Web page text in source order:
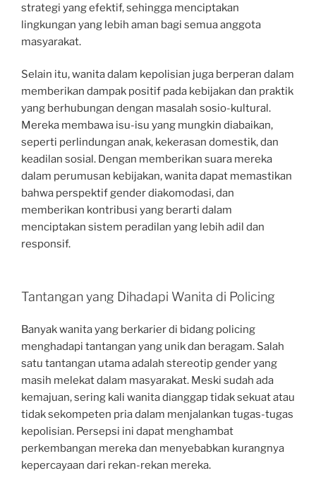
strategi yang efektif, sehingga menciptakan
lingkungan yang lebih aman bagi semua anggota
masyarakat.
Selain itu, wanita dalam kepolisian juga berperan dalam
memberikan dampak positif pada kebijakan dan praktik
yang berhubungan dengan masalah sosio-kultural.
Mereka membawa isu-isu yang mungkin diabaikan,
seperti perlindungan anak, kekerasan domestik, dan
keadilan sosial. Dengan memberikan suara mereka
dalam perumusan kebijakan, wanita dapat memastikan
bahwa perspektif gender diakomodasi, dan
memberikan kontribusi yang berarti dalam
menciptakan sistem peradilan yang lebih adil dan
responsif.
Tantangan yang Dihadapi Wanita di Policing
Banyak wanita yang berkarier di bidang policing
menghadapi tantangan yang unik dan beragam. Salah
satu tantangan utama adalah stereotip gender yang
masih melekat dalam masyarakat. Meski sudah ada
kemajuan, sering kali wanita dianggap tidak sekuat atau
tidak sekompeten pria dalam menjalankan tugas-tugas
kepolisian. Persepsi ini dapat menghambat
perkembangan mereka dan menyebabkan kurangnya
kepercayaan dari rekan-rekan mereka.